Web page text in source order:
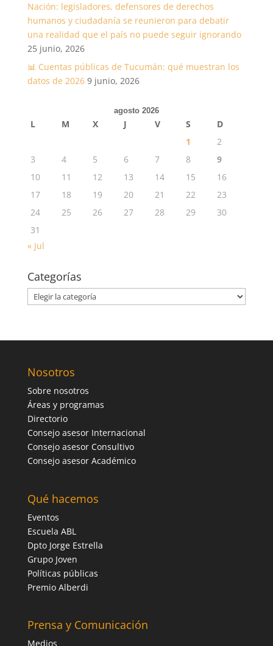
Nación: legisladores, defensores de derechos
humanos y ciudadanía se reunieron para debatir
una realidad que el país no puede seguir ignorando
25 junio, 2026
📊 Cuentas públicas de Tucumán: qué muestran los
datos de 2026 9 junio, 2026
agosto 2026
L M X J V S
D
1
2
3
4 5 6 7 8
9
10
11 12 13 14 15
16
17
18 19 20 21 22
23
24
25 26 27 28 29
30
31
« Jul
Categorías
Categorías
Nosotros
Sobre nosotros
Áreas y programas
Directorio
Consejo asesor Internacional
Consejo asesor Consultivo
Consejo asesor Académico
Qué hacemos
Eventos
Escuela ABL
Dpto Jorge Estrella
Grupo Joven
Políticas públicas
Premio Alberdi
Prensa y Comunicación
Medios